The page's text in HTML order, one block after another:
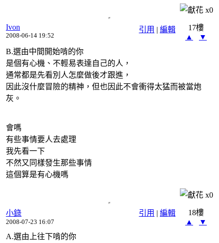
x0
引用 | 編輯
Ivon
2008-06-14 19:52
17樓
▲
▼
B.選由中間開始啃的你
是個有心機、不輕易表達自己的人，
通常都是先看別人怎麼做後才跟進，
因此沒什麼冒險的精神，但也因此不會衝得太猛而被當炮
灰。
會嗎
有些事情要人去處理
我先看一下
不然又同樣發生那些事情
這個算是有心機嗎
x0
引用 | 編輯
小錄
2008-07-23 16:07
18樓
▲
▼
A.選由上往下啃的你